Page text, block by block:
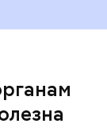
и
действие;
тяжелых